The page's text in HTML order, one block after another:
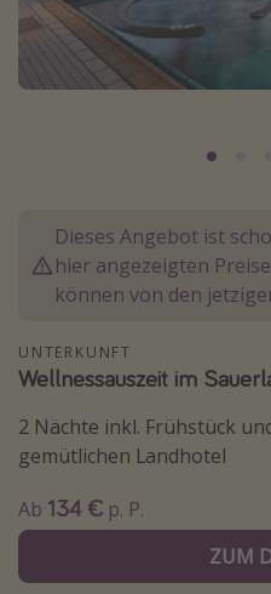
Bodensee Urlaub
Gozo Urlaub
Normandie Urlaub
Krabi Urlaub
Tulum Urlaub
Japan Rundreise
Reisethemen
Wellnessurlaub
Dieses Angebot ist
hier angezeigten
können von den
UNTERKUNFT
Wellnessauszeit im
2 Nächte inkl. Frühstück
gemütlichen Landhotel
Ab 134 € p. P.
ZUM